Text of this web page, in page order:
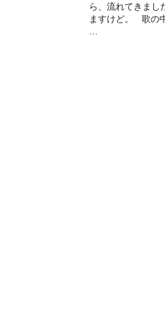
ら、流れてきま
ますけど。 歌の